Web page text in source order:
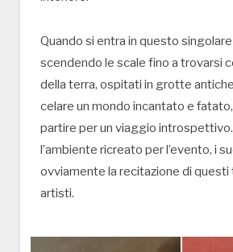
Quando si entra in questo
scendendo le scale fino a trovarsi
della terra, ospitati in grotte
celare un mondo incantato e
partire per un viaggio
l’ambiente ricreato per l’evento, i
ovviamente la recitazione di questi
artisti.